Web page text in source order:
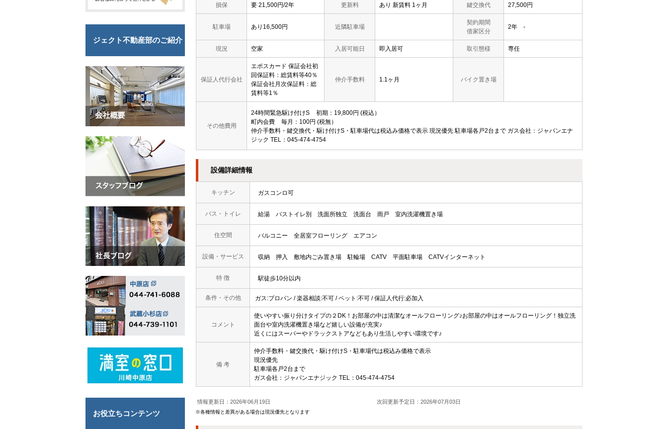
損保 要 21,500円/2年 更新料 あり 新賃料 1ヶ月 鍵交換代 27,500円
駐車場 あり16,500円 近隣駐車場
契約期間
借家区分
2年 -
現況 空家 入居可能日 即入居可 取引態様 専任
保証人代行会社
エポスカード 保証会社初
回保証料：総賃料等40％
保証会社月次保証料：総
賃料等1％
仲介手数料 1.1ヶ月 バイク置き場
その他費用
24時間緊急駆け付けS 初期 19,800円 税込
町内会費
毎月 100円 税無
仲介手数料・鍵交換代・駆け付けS・駐車場代は税込み価格で表示 現況優先 駐車場各戸2台まで ガス会社：ジャパンエナ
ジック TEL：045-474-4754
設備詳細情報
キッチン ガスコンロ可
バス・トイレ 給湯 バストイレ別 洗面所独立 洗面台 雨戸 室内洗濯機置き場
住空間 バルコニー 全居室フローリング エアコン
設備・サービス 収納 押入 敷地内ごみ置き場 駐輪場 CATV 平面駐車場 CATVインターネット
特 徴 駅徒歩10分以内
条件・その他 ガス:プロパン / 楽器相談:不可 / ペット:不可 / 保証人代行:必加入
コメント
使いやすい振り分けタイプの２DK！お部屋の中は清潔なオールフローリング♪お部屋の中はオールフローリング！独立洗
面台や室内洗濯機置き場など嬉しい設備が充実♪
近くにはスーパーやドラックストアなどもあり生活しやすい環境です♪
備 考
仲介手数料・鍵交換代・駆け付けS・駐車場代は税込み価格で表示
現況優先
駐車場各戸2台まで
ガス会社：ジャパンエナジック TEL：045-474-4754
情報更新日：2026年06月19日 次回更新予定日：2026年07月03日
※各種情報と差異がある場合は現況優先となります
ジェクト不動産部のご紹介
お役立ちコンテンツ